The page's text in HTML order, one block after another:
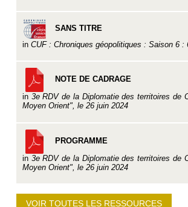
SANS TITRE
in CUF : Chroniques géopolitiques : Saison 6 :
NOTE DE CADRAGE
in 3e RDV de la Diplomatie des territoires de
Moyen Orient", le 26 juin 2024
PROGRAMME
in 3e RDV de la Diplomatie des territoires de
Moyen Orient", le 26 juin 2024
VOIR TOUTES LES RESSOURCES